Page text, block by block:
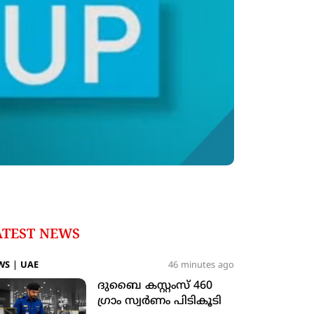
NEWS
UAE 46 minutes ago
ദുബൈ കസ്റ്റംസ് 460
ഗ്രാം സ്വര്‍ണം പിടികൂടി